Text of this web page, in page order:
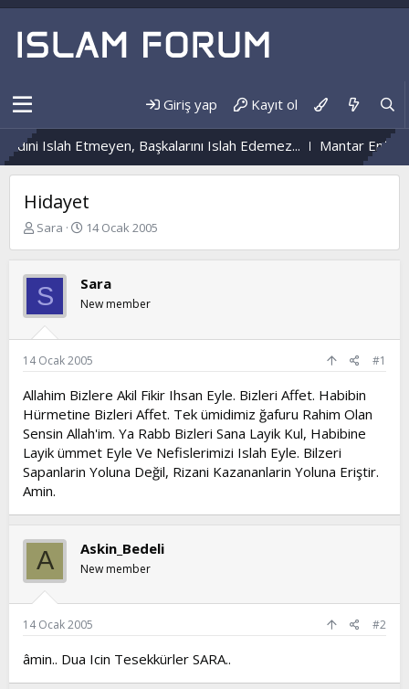
Giriş yap Kayıt ol
Islah Etmeyen, Başkalarını Islah Edemez... Mantar
Hidayet
K
b
u
y
u
b
a
l
a
t
a
n
Sara
B
l
a
n
ı
ç
a
i
h
i
14 Ocak 2005
S Sara
New member
14 Ocak 2005 #1
Allahim Bizlere Akil Fikir Ihsan Eyle. Bizleri Affet. Habibin
Hürmetine Bizleri Affet. Tek ümidimiz ğafuru Rahim Olan
Sensin Allah'im. Ya Rabb Bizleri Sana Layik Kul, Habibine
Layik ümmet Eyle Ve Nefislerimizi Islah Eyle. Bilzeri
Sapanlarin Yoluna Değil, Rizani Kazananlarin Yoluna Eriştir.
Amin.
A Askin_Bedeli
New member
14 Ocak 2005 #2
âmin.. Dua Icin Tesekkürler SARA..